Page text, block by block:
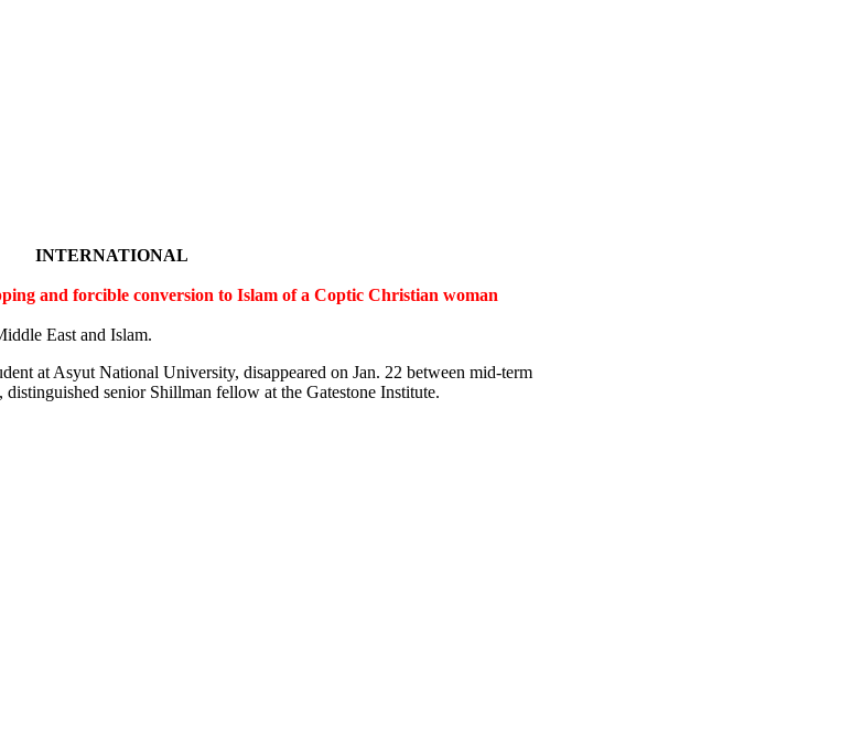
INTERNATIONAL
and forcible conversion to Islam of a Coptic Christian woman
East and Islam.
at Asyut National University, disappeared on Jan. 22 between mid-term
senior Shillman fellow at the Gatestone Institute.